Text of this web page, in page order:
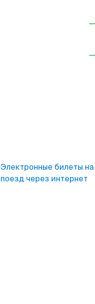
Электронные билеты на
поезд через интернет